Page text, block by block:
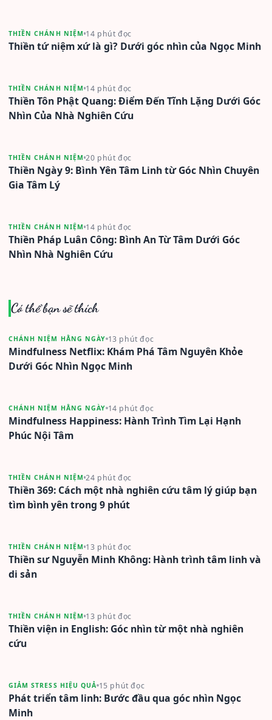
THIỀN CHÁNH NIỆM 14 phút đọc
Thiền tứ niệm xứ là gì? Dưới góc nhìn của Ngọc Minh
THIỀN CHÁNH NIỆM 14 phút đọc
Thiền Tôn Phật Quang: Điểm Đến Tĩnh Lặng Dưới Góc
Nhìn Của Nhà Nghiên Cứu
THIỀN CHÁNH NIỆM 20 phút đọc
Thiền Ngày 9: Bình Yên Tâm Linh từ Góc Nhìn Chuyên
Gia Tâm Lý
THIỀN CHÁNH NIỆM 14 phút đọc
Thiền Pháp Luân Công: Bình An Từ Tâm Dưới Góc
Nhìn Nhà Nghiên Cứu
Có thể bạn sẽ thích
CHÁNH NIỆM HẰNG NGÀY 13 phút đọc
Mindfulness Netflix: Khám Phá Tâm Nguyên Khỏe
Dưới Góc Nhìn Ngọc Minh
CHÁNH NIỆM HẰNG NGÀY 14 phút đọc
Mindfulness Happiness: Hành Trình Tìm Lại Hạnh
Phúc Nội Tâm
THIỀN CHÁNH NIỆM 24 phút đọc
Thiền 369: Cách một nhà nghiên cứu tâm lý giúp bạn
tìm bình yên trong 9 phút
THIỀN CHÁNH NIỆM 13 phút đọc
Thiền sư Nguyễn Minh Không: Hành trình tâm linh và
di sản
THIỀN CHÁNH NIỆM 13 phút đọc
Thiền viện in English: Góc nhìn từ một nhà nghiên
cứu
GIẢM STRESS HIỆU QUẢ 15 phút đọc
Phát triển tâm linh: Bước đầu qua góc nhìn Ngọc
Minh